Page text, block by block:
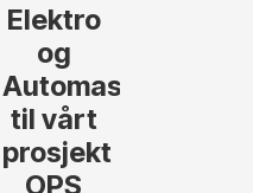
Elektro
og
Automasjon
til vårt
prosjekt
OPS